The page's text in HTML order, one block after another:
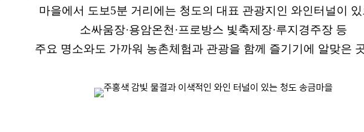
마을에서 도보5분 거리에는 청도의 대표 관광지인 와인터널이 있
소싸움장·용암온천 ·프로방스 빛축제장·루지경주장 등
주요 명소와도 가까워 농촌체험과 관광을 함께 즐기기에 알맞은